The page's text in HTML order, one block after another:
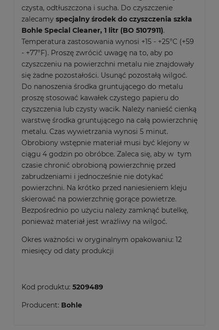
czysta, odtłuszczona i sucha. Do czyszczenie
zalecamy specjalny środek do czyszczenia szkła
Bohle Special Cleaner, 1 litr (BO 5107911).
Temperatura zastosowania wynosi +15 - +25°C (+59
- +77°F). Proszę zwrócić uwagę na to, aby po
czyszczeniu na powierzchni metalu nie znajdowały
się żadne pozostałości. Usunąć pozostałą wilgoć.
Do nanoszenia środka gruntującego do metalu
proszę stosować kawałek czystego papieru do
czyszczenia lub czysty wacik. Należy nanieść cienką
warstwę środka gruntującego na całą powierzchnię
metalu. Czas wywietrzania wynosi 5 minut.
Obrobiony wstępnie materiał musi być klejony w
ciągu 4 godzin po obróbce. Zaleca się, aby w tym
czasie chronić obrobioną powierzchnię przed
zabrudzeniami i jednocześnie nie dotykać
powierzchni. Na krótko przed naniesieniem kleju
skierować na powierzchnię gorące powietrze.
Bezpośrednio po użyciu należy zamknąć butelkę,
ponieważ materiał jest wrażliwy na wilgoć.
Okres ważności w oryginalnym opakowaniu: 12
miesięcy od daty produkcji
Kod produktu: 5209489
Producent: Bohle